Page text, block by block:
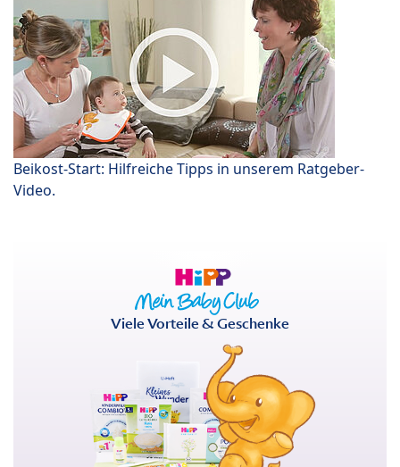
Beikost-Start: Hilfreiche Tipps in unserem Ratgeber-
Video.
Viele Vorteile & Geschenke